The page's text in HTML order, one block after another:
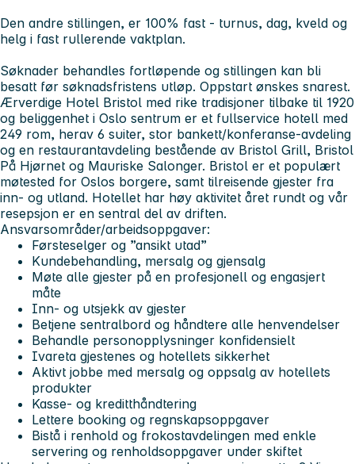
Den andre stillingen, er 100% fast - turnus, dag, kveld og
helg i fast rullerende vaktplan.
Søknader behandles fortløpende og stillingen kan bli
besatt før søknadsfristens utløp. Oppstart ønskes snarest.
Ærverdige Hotel Bristol med rike tradisjoner tilbake til 1920
og beliggenhet i Oslo sentrum er et fullservice hotell med
249 rom, herav 6 suiter, stor bankett/konferanse-avdeling
og en restaurantavdeling bestående av Bristol Grill, Bristol
På Hjørnet og Mauriske Salonger. Bristol er et populært
møtested for Oslos borgere, samt tilreisende gjester fra
inn- og utland. Hotellet har høy aktivitet året rundt og vår
resepsjon er en sentral del av driften.
Ansvarsområder/arbeidsoppgaver:
Førsteselger og ”ansikt utad”
Kundebehandling, mersalg og gjensalg
Møte alle gjester på en profesjonell og engasjert
måte
Inn- og utsjekk av gjester
Betjene sentralbord og håndtere alle henvendelser
Behandle personopplysninger konfidensielt
Ivareta gjestenes og hotellets sikkerhet
Aktivt jobbe med mersalg og oppsalg av hotellets
produkter
Kasse- og kreditthåndtering
Lettere booking og regnskapsoppgaver
Bistå i renhold og frokostavdelingen med enkle
servering og renholdsoppgaver under skiftet